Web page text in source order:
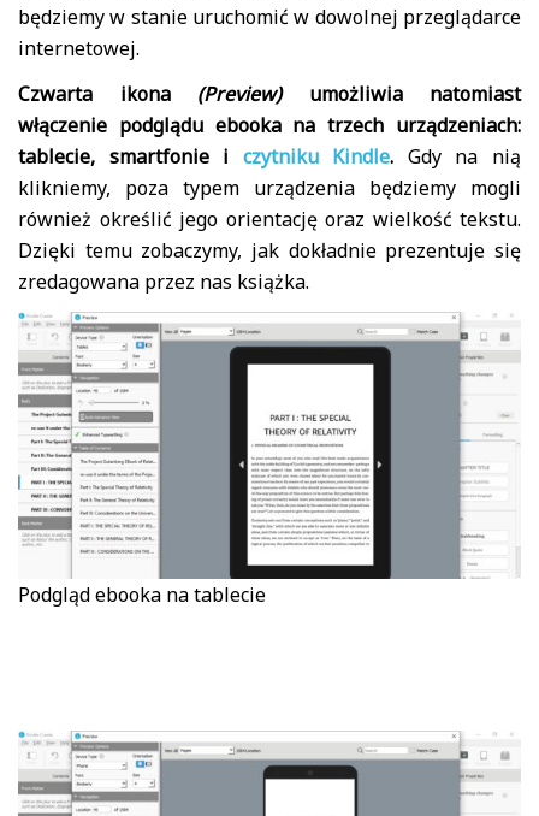
będziemy w stanie uruchomić w dowolnej przeglądarce
internetowej.
Czwarta ikona (Preview)umożliwia natomiast
włączenie podglądu ebooka na trzech urządzeniach:
tablecie, smartfonie i czytniku Kindle. Gdy na nią
klikniemy, poza typem urządzenia będziemy mogli
również określić jego orientację oraz wielkość tekstu.
Dzięki temu zobaczymy, jak dokładnie prezentuje się
zredagowana przez nas książka.
Podgląd ebooka na tablecie